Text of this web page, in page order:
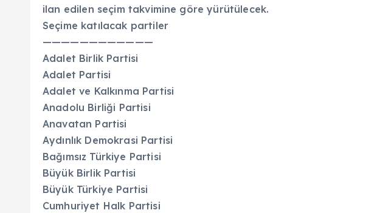
ilan edilen seçim takvimine göre yürütülecek.
Seçime katılacak partiler
————————————
Adalet Birlik Partisi
Adalet Partisi
Adalet ve Kalkınma Partisi
Anadolu Birliği Partisi
Anavatan Partisi
Aydınlık Demokrasi Partisi
Bağımsız Türkiye Partisi
Büyük Birlik Partisi
Büyük Türkiye Partisi
Cumhuriyet Halk Partisi